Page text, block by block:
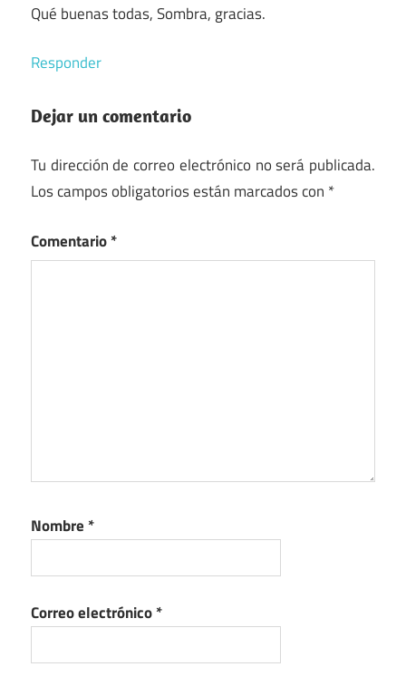
Qué buenas todas, Sombra, gracias.
Responder
Dejar un comentario
Tu dirección de correo electrónico no será publicada.
Los campos obligatorios están marcados con *
Comentario*
Nombre *
Correo electrónico*